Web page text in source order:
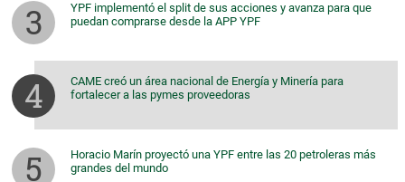
YPF implementó el split de sus acciones y avanza para que
puedan comprarse desde la APP YPF
CAME creó un área nacional de Energía y Minería para
fortalecer a las pymes proveedoras
Horacio Marín proyectó una YPF entre las 20 petroleras más
grandes del mundo